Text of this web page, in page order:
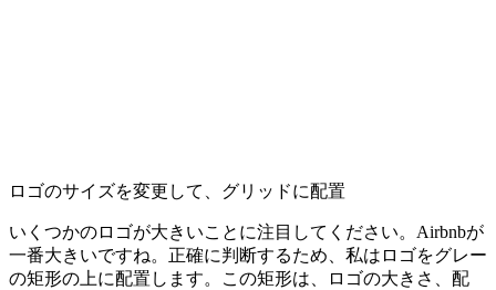
ロゴのサイズを変更して、グリッドに配置
いくつかのロゴが大きいことに注目してください。Airbnbが
一番大きいですね。正確に判断するため、私は ロゴをグレー
の矩形の上に配置 します。この矩形は、ロゴの大きさ、配